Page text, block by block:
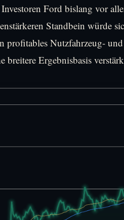
Ford bislang vor
Standbein würde
profitables Nutzfahrzeug-
Ergebnisbasis